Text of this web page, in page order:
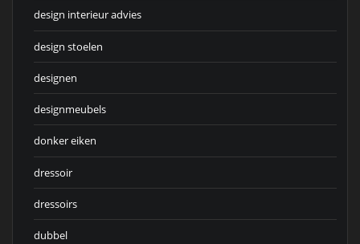
design interieur advies
design stoelen
designen
designmeubels
donker eiken
dressoir
dressoirs
dubbel